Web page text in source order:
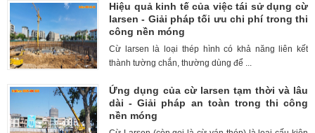
Hiệu quả kinh tế của việc tái sử dụng cừ
larsen - Giải pháp tối ưu chi phí trong thi
công nền móng
Cừ larsen là loại thép hình có khả năng liên kết
thành tường chắn, thường dùng để ...
Ứng dụng của cừ larsen tạm thời và lâu
dài - Giải pháp an toàn trong thi công
nền móng